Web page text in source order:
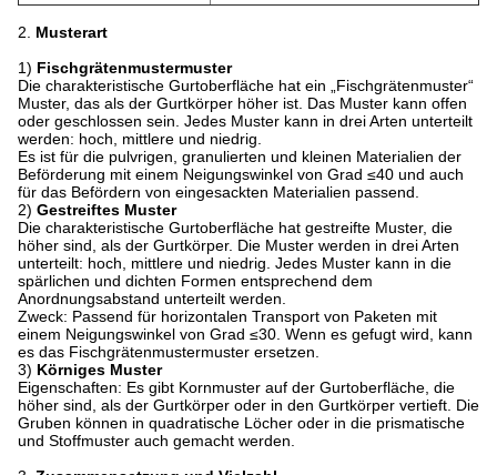
2. Musterart
1) Fischgrätenmustermuster
Die charakteristische Gurtoberfläche hat ein „Fischgrätenmuster“
Muster, das als der Gurtkörper höher ist. Das Muster kann offen
oder geschlossen sein. Jedes Muster kann in drei Arten unterteilt
werden: hoch, mittlere und niedrig.
Es ist für die pulvrigen, granulierten und kleinen Materialien der
Beförderung mit einem Neigungswinkel von Grad ≤40 und auch
für das Befördern von eingesackten Materialien passend.
2) Gestreiftes Muster
Die charakteristische Gurtoberfläche hat gestreifte Muster, die
höher sind, als der Gurtkörper. Die Muster werden in drei Arten
unterteilt: hoch, mittlere und niedrig. Jedes Muster kann in die
spärlichen und dichten Formen entsprechend dem
Anordnungsabstand unterteilt werden.
Zweck: Passend für horizontalen Transport von Paketen mit
einem Neigungswinkel von Grad ≤30. Wenn es gefugt wird, kann
es das Fischgrätenmustermuster ersetzen.
3) Körniges Muster
Eigenschaften: Es gibt Kornmuster auf der Gurtoberfläche, die
höher sind, als der Gurtkörper oder in den Gurtkörper vertieft. Die
Gruben können in quadratische Löcher oder in die prismatische
und Stoffmuster auch gemacht werden.